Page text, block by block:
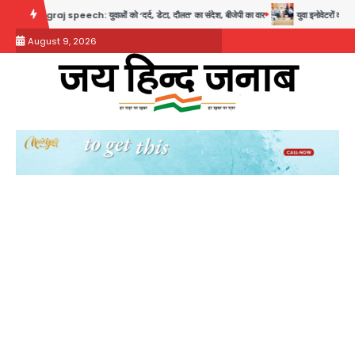
content
speech: युवाओं को ‘दर्द, डेटा, दौलत’ का संदेश, बीजेपी का वार युवा इनोवेटरों की सोच से
August 9, 2026